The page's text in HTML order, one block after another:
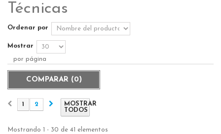
Técnicas
Ordenar por
Mostrar
por página
COMPARAR (0)
MOSTRAR
TODOS
1 2
Mostrando 1 - 30 de 41 elementos